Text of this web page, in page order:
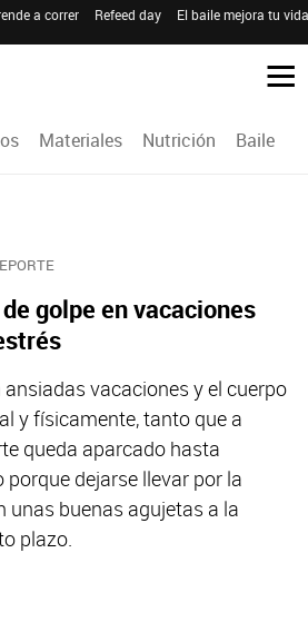
a correr Refeed day El baile mejora tu
Materiales Nutrición Baile
golpe en vacaciones
vacaciones y el cuerpo
y físicamente, tanto que a
queda aparcado hasta
dejarse llevar por la
unas buenas agujetas a la
plazo.